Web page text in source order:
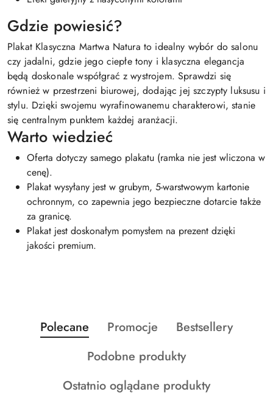
Gdzie powiesić?
Plakat Klasyczna Martwa Natura to idealny wybór do salonu
czy jadalni, gdzie jego ciepłe tony i klasyczna elegancja
będą doskonale współgrać z wystrojem. Sprawdzi się
również w przestrzeni biurowej, dodając jej szczypty luksusu i
stylu. Dzięki swojemu wyrafinowanemu charakterowi, stanie
się centralnym punktem każdej aranżacji.
Warto wiedzieć
Oferta dotyczy samego plakatu (ramka nie jest wliczona w
cenę).
Plakat wysyłany jest w grubym, 5-warstwowym kartonie
ochronnym, co zapewnia jego bezpieczne dotarcie także
za granicę.
Plakat jest doskonałym pomysłem na prezent dzięki
jakości premium.
Pomiń karuzelę produktów
Produkty
o
Polecane
Produkty
statusie:
Promocje
Produkty
statusie:
Bestsellery
Produkty
statusie:
Podobne produkty
Produkty
Ostatnio oglądane produkty